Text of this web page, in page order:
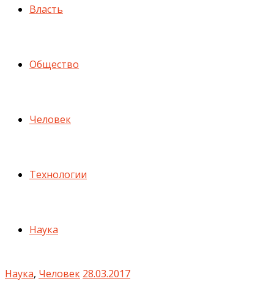
Власть
Общество
Человек
Технологии
Наука
Наука, Человек 28.03.2017